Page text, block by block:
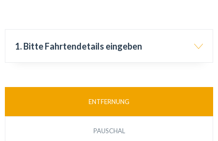
1. Bitte Fahrtendetails eingeben
ENTFERNUNG
PAUSCHAL